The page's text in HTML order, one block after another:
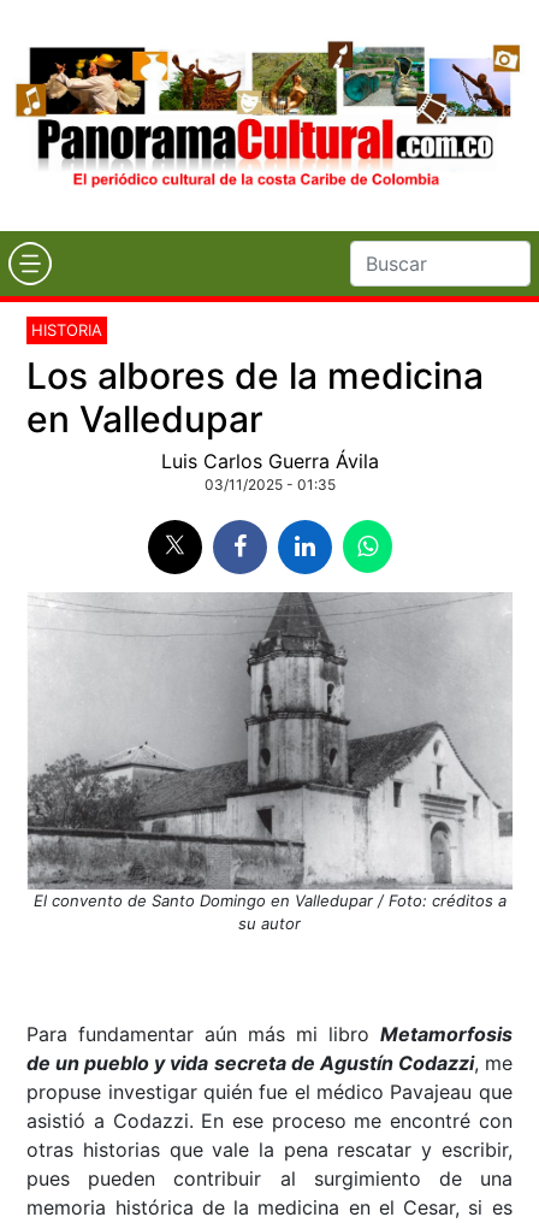
HISTORIA
Los albores de la medicina
en Valledupar
Luis Carlos Guerra Ávila
03/11/2025 - 01:35
El convento de Santo Domingo en Valledupar / Foto: créditos a
su autor
Para fundamentar aún más mi libro Metamorfosis
de un pueblo y vida secreta de Agustín Codazzi, me
propuse investigar quién fue el médico Pavajeau que
asistió a Codazzi. En ese proceso me encontré con
otras historias que vale la pena rescatar y escribir,
pues pueden contribuir al surgimiento de una
memoria histórica de la medicina en el Cesar, si es